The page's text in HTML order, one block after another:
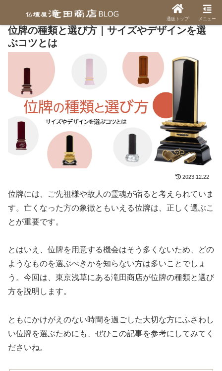
ホーム 位牌について
位牌の種類と選び方｜サイズやデザインを選
ぶコツとは
2023.12.22
位牌には、ご先祖様や故人の霊魂が宿ると考えられていま
す。亡くなった方の象徴ともいえる位牌は、正しく選ぶこ
とが重要です。
とはいえ、位牌を用意する機会はそう多くないため、どの
ようなものを選ぶべきかを知らない方は多いことでしょ
う。今回は、東京浅草にある滝田商店が位牌の種類と選び
方を説明します。
ともにかけがえのない時間を過ごした大切な方にふさわし
い位牌を選ぶためにも、ぜひこの記事を参考にしてみてく
ださいね。
通販トップ メニュー